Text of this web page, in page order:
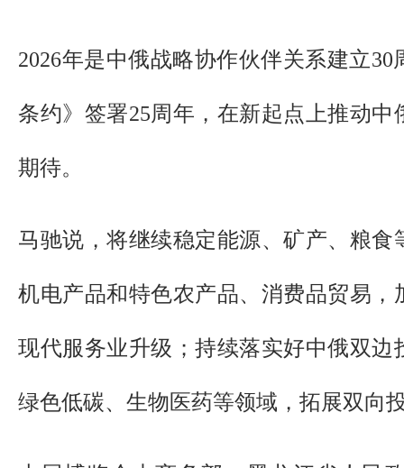
2026年是中俄战略协作伙伴关系建立
条约》签署25周年，在新起点上推动
期待。
马驰说，将继续稳定能源、矿产、粮
机电产品和特色农产品、消费品贸易，
现代服务业升级；持续落实好中俄双边
绿色低碳、生物医药等领域，拓展双向